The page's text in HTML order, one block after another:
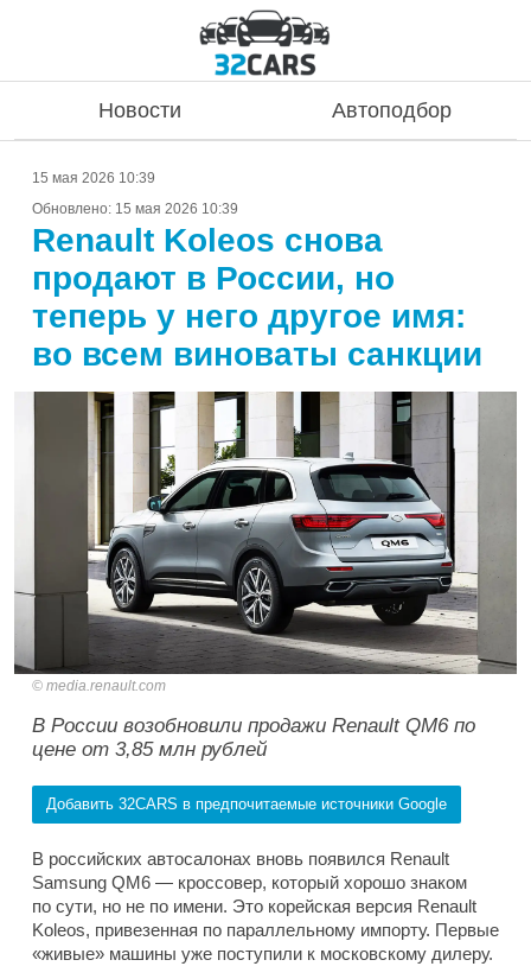
Новости Автоподбор
15 мая 2026 10:39
Обновлено: 15 мая 2026 10:39
Renault Koleos снова
продают в России, но
теперь у него другое имя:
во всем виноваты санкции
media.renault.com
В России возобновили продажи Renault QM6 по
цене от 3,85 млн рублей
Добавить 32CARS в предпочитаемые источники Google
В российских автосалонах вновь появился Renault
Samsung QM6 — кроссовер, который хорошо знаком
по сути, но не по имени. Это корейская версия Renault
Koleos, привезенная по параллельному импорту. Первые
«живые» машины уже поступили к московскому дилеру.